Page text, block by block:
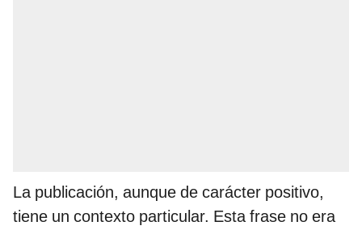
La publicación, aunque de carácter positivo,
tiene un contexto particular. Esta frase no era